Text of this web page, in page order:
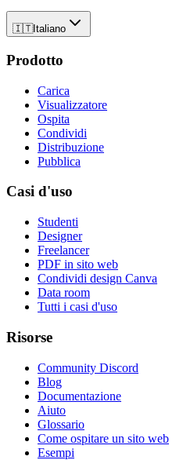
🇮🇹Italiano
Prodotto
Carica
Visualizzatore
Ospita
Condividi
Distribuzione
Pubblica
Casi d'uso
Studenti
Designer
Freelancer
PDF in sito web
Condividi design Canva
Data room
Tutti i casi d'uso
Risorse
Community Discord
Blog
Documentazione
Aiuto
Glossario
Come ospitare un sito web
Esempi